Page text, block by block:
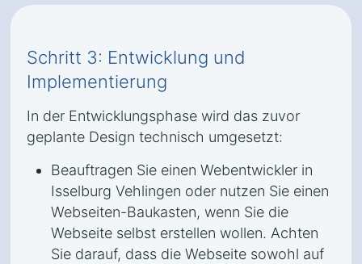
Schritt 3: Entwicklung und
Implementierung
In der Entwicklungsphase wird das zuvor
geplante Design technisch umgesetzt:
Beauftragen Sie einen Webentwickler in
Isselburg Vehlingen oder nutzen Sie einen
Webseiten-Baukasten, wenn Sie die
Webseite selbst erstellen wollen. Achten
Sie darauf, dass die Webseite sowohl auf